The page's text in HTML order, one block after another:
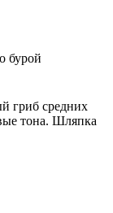
бурой
гриб средних
тона. Шляпка